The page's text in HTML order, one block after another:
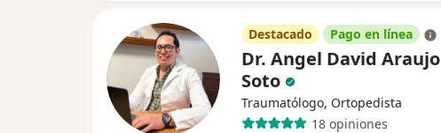
Destacado Pago en línea
Dr. Angel David Araujo
Soto
Traumatólogo, Ortopedista
18 opiniones